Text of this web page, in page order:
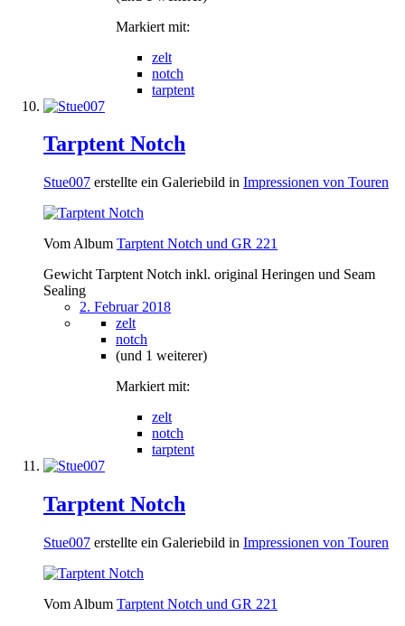
Markiert mit:
zelt
notch
tarptent
Tarptent Notch
Stue007 erstellte ein Galeriebild in Impressionen von Touren
Vom Album Tarptent Notch und GR 221
Gewicht Tarptent Notch inkl. original Heringen und Seam
Sealing
2. Februar 2018
zelt
notch
(und 1 weiterer)
Markiert mit:
zelt
notch
tarptent
Tarptent Notch
Stue007 erstellte ein Galeriebild in Impressionen von Touren
Vom Album Tarptent Notch und GR 221